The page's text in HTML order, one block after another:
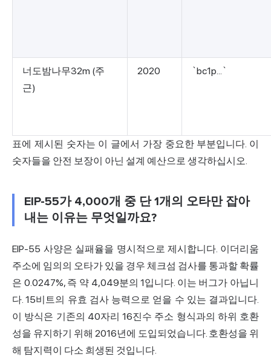
너도밤나무32m (주
근)
2020 `bc1p...`
표에 제시된 숫자는 이 글에서 가장 중요한 부분입니다. 이
숫자들을 안전 보장이 아닌 설계 예산으로 생각하십시오.
EIP-55가 4,000개 중 단 1개의 오타만 잡아
내는 이유는 무엇일까요?
EIP-55 사양은 실패율을 명시적으로 제시합니다. 이더리움
주소에 임의의 오타가 있을 경우 체크섬 검사를 통과할 확률
은 0.0247%, 즉 약 4,049분의 1입니다. 이는 버그가 아닙니
다. 15비트의 유효 검사 능력으로 얻을 수 있는 결과입니다.
이 방식은 기존의 40자리 16진수 주소 형식과의 하위 호환
성을 유지하기 위해 2016년에 도입되었습니다. 호환성을 위
해 탐지력이 다소 희생된 것입니다.